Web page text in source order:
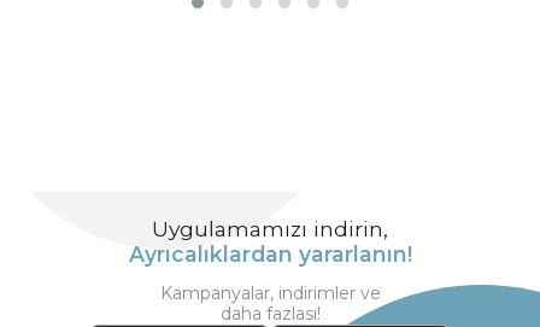
Uygulamamızı indirin,
Ayrıcalıklardan yararlanın!
Kampanyalar, indirimler ve
daha fazlası!